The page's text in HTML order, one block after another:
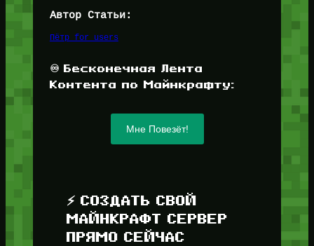
Автор Статьи:
Пётр for_users
♾️ Бесконечная Лента
Контента по Майнкрафту:
Мне Повезёт!
⚡ СОЗДАТЬ СВОЙ
МАЙНКРАФТ СЕРВЕР
ПРЯМО СЕЙЧАС